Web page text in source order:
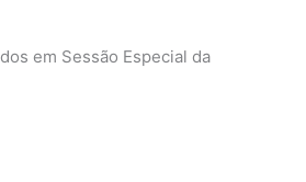
em Sessão Especial da